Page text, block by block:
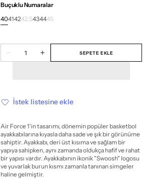
Buçuklu Numaralar
40Varyant
41Varyant
mevcut
42Varyant
mevcut
42.5Varyant
mevcut
43Varyant
mevcut
44Varyant
mevcut
45Varyant
Air
Pine
Green
azalt
Nike
Air
Pine
Green
artır
SEPETE EKLE
İstek listesine ekle
Air Force 1'in tasarımı, dönemin popüler basketbol
ayakkabılarına kıyasla daha sade ve şık bir görünüme
sahiptir. Ayakkabı, deri üst kısıma ve sağlam bir
yapıya sahipken, aynı zamanda oldukça hafif ve rahat
bir yapısı vardır. Ayakkabının ikonik "Swoosh" logosu
ve yuvarlak burun kısmı zamanla tanınan simgeler
haline gelmiştir.